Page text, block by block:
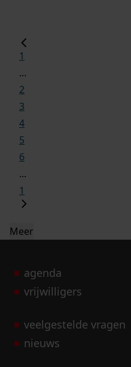
1
...
2
3
4
5
6
...
1
Meer
agenda
vrijwilligers
veelgestelde vragen
nieuws